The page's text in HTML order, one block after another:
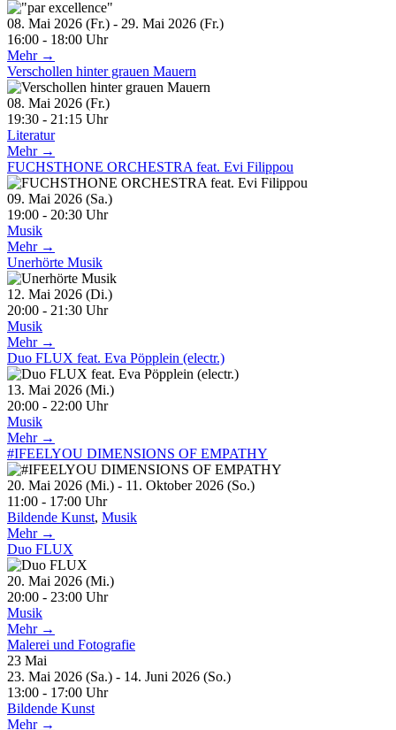
08. Mai 2026 (Fr.) - 29. Mai 2026 (Fr.)
16:00 - 18:00 Uhr
Mehr →
Verschollen hinter grauen Mauern
08. Mai 2026 (Fr.)
19:30 - 21:15 Uhr
Literatur
Mehr →
FUCHSTHONE ORCHESTRA feat. Evi Filippou
09. Mai 2026 (Sa.)
19:00 - 20:30 Uhr
Musik
Mehr →
Unerhörte Musik
12. Mai 2026 (Di.)
20:00 - 21:30 Uhr
Musik
Mehr →
Duo FLUX feat. Eva Pöpplein (electr.)
13. Mai 2026 (Mi.)
20:00 - 22:00 Uhr
Musik
Mehr →
#IFEELYOU DIMENSIONS OF EMPATHY
20. Mai 2026 (Mi.) - 11. Oktober 2026 (So.)
11:00 - 17:00 Uhr
Bildende Kunst, Musik
Mehr →
Duo FLUX
20. Mai 2026 (Mi.)
20:00 - 23:00 Uhr
Musik
Mehr →
Malerei und Fotografie
23 Mai
23. Mai 2026 (Sa.) - 14. Juni 2026 (So.)
13:00 - 17:00 Uhr
Bildende Kunst
Mehr →